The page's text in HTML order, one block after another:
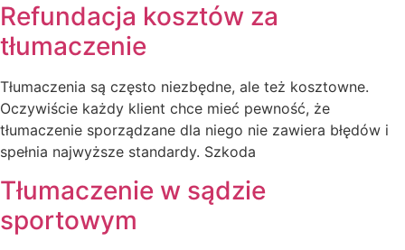
Refundacja kosztów za
tłumaczenie
Tłumaczenia są często niezbędne, ale też kosztowne.
Oczywiście każdy klient chce mieć pewność, że
tłumaczenie sporządzane dla niego nie zawiera błędów i
spełnia najwyższe standardy. Szkoda
Tłumaczenie w sądzie
sportowym